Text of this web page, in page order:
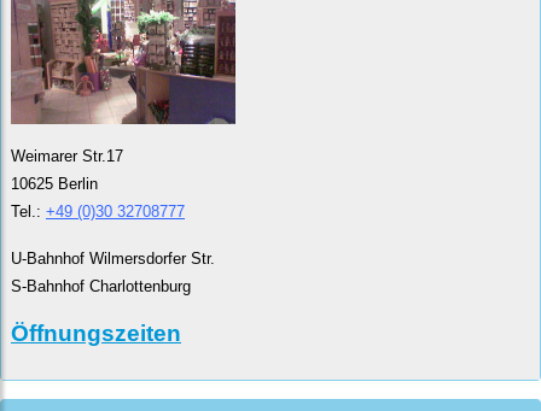
Weimarer Str.17
10625 Berlin
Tel.: +49 (0)30 32708777
U-Bahnhof Wilmersdorfer Str.
S-Bahnhof Charlottenburg
Öffnungszeiten